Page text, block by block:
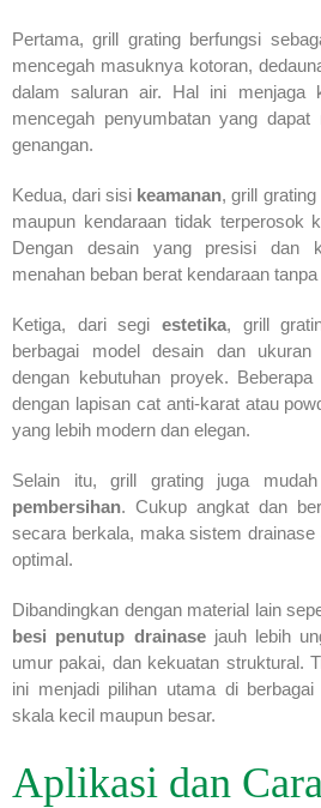
Pertama, grill grating berfungsi
mencegah masuknya kotoran,
dalam saluran air. Hal ini menjaga
mencegah penyumbatan yang dapat
genangan.
Kedua, dari sisi keamanan, grill
maupun kendaraan tidak terperosok
Dengan desain yang presisi dan
menahan beban berat kendaraan
Ketiga, dari segi estetika, grill
berbagai model desain dan
dengan kebutuhan proyek.
dengan lapisan cat anti-karat atau
yang lebih modern dan elegan.
Selain itu, grill grating juga
pembersihan. Cukup angkat dan
secara berkala, maka sistem
optimal.
Dibandingkan dengan material lain
besi penutup drainasejauh lebih
umur pakai, dan kekuatan struktural.
ini menjadi pilihan utama di
skala kecil maupun besar.
Aplikasi dan